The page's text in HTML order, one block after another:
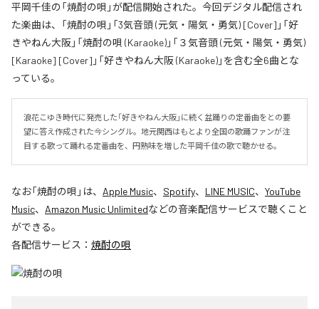
平岡千佳の「焼酎の唄」が配信開始された。今回デジタル配信され
た楽曲は、「焼酎の唄」「3気音頭 (元気・陽気・勇気) [Cover]」「好
きやねん大阪」「焼酎の唄 (Karaoke)」「３気音頭 (元気・陽気・勇気)
[Karaoke] [Cover]」「好きやねん大阪 (Karaoke)」を含む全6曲とな
っている。
浪花こゆき時代に発売した「好きやねん大阪」に続く盆踊りの定番曲をとの要
望に答え作成された今シングル。地元関西はもとより全国の歌踊ファンが注
目する歌って踊れる定番曲を、円熟味を増した平岡千佳の歌で聴かせる。
なお「焼酎の唄 」は、 Apple Music、 Spotify、 LINE MUSIC、 YouTube
Music、 Amazon Music Unlimitedなどの音楽配信サービスで聴くこと
ができる。
各配信サービス： 焼酎の唄